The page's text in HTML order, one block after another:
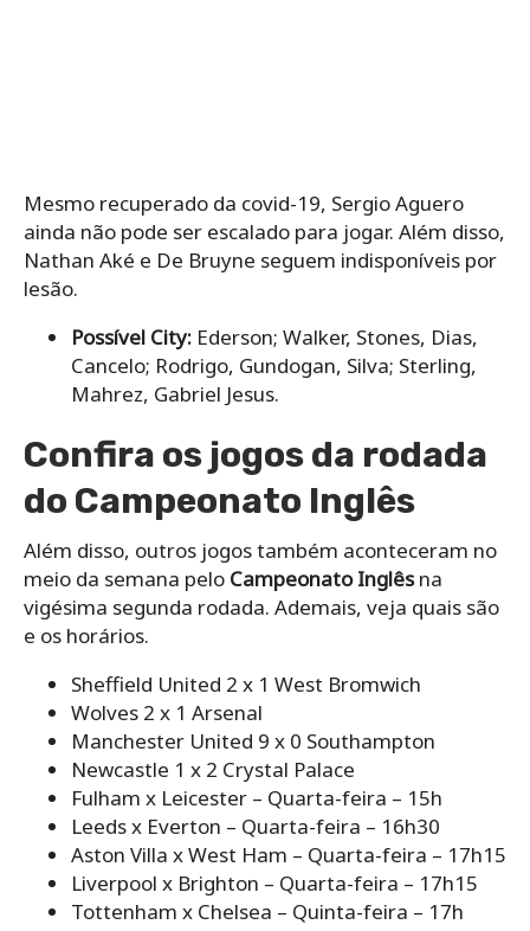
Mesmo recuperado da covid-19, Sergio Aguero
ainda não pode ser escalado para jogar. Além disso,
Nathan Aké e De Bruyne seguem indisponíveis por
lesão.
Possível City: Ederson; Walker, Stones, Dias,
Cancelo; Rodrigo, Gundogan, Silva; Sterling,
Mahrez, Gabriel Jesus.
Confira os jogos da rodada
do Campeonato Inglês
Além disso, outros jogos também aconteceram no
meio da semana pelo Campeonato Inglêsna
vigésima segunda rodada. Ademais, veja quais são
e os horários.
Sheffield United 2 x 1 West Bromwich
Wolves 2 x 1 Arsenal
Manchester United 9 x 0 Southampton
Newcastle 1 x 2 Crystal Palace
Fulham x Leicester – Quarta-feira – 15h
Leeds x Everton – Quarta-feira – 16h30
Aston Villa x West Ham – Quarta-feira – 17h15
Liverpool x Brighton – Quarta-feira – 17h15
Tottenham x Chelsea – Quinta-feira – 17h